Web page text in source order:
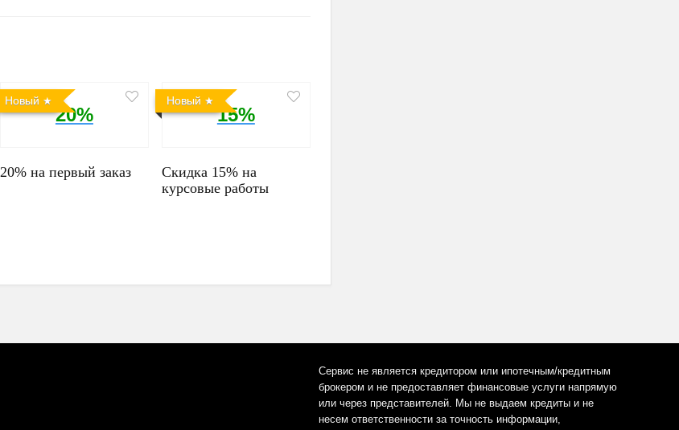
Новый
20%
20% на первый заказ
Новый
15%
Скидка 15% на
курсовые работы
Сервис не является кредитором или ипотечным/кредитным
брокером и не предоставляет финансовые услуги напрямую
или через представителей. Мы не выдаем кредиты и не
несем ответственности за точность информации,